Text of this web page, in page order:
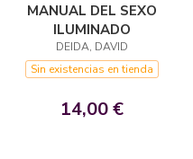
MANUAL DEL SEXO
ILUMINADO
DEIDA, DAVID
Sin existencias en tienda
14,00 €